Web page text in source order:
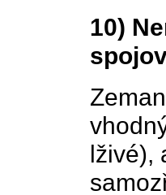
10)
lživé),